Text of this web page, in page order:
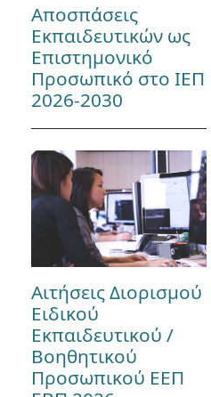
Αποσπάσεις
Εκπαιδευτικών ως
Επιστημονικό
Προσωπικό στο ΙΕΠ
2026-2030
Αιτήσεις Διορισμού
Ειδικού
Εκπαιδευτικού /
Βοηθητικού
Προσωπικού ΕΕΠ